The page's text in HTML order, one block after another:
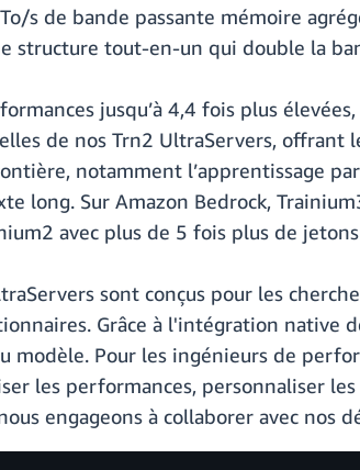
s de bande passante mémoire
structure tout-en-un qui double la
jusqu’à 4,4 fois plus
de nos Trn2 UltraServers,
notamment l’apprentissage
long. Sur Amazon Bedrock,
avec plus de 5 fois plus de
sont conçus pour les
Grâce à l'intégration native
modèle. Pour les ingénieurs de
les performances, personnaliser
engageons à collaborer avec nos